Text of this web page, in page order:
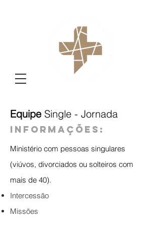
Equipe Single - Jornada
informações:
Ministério com pessoas singulares
(viúvos, divorciados ou solteiros com
mais de 40).
Intercessão
Missões